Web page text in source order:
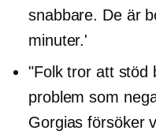
snabbare. De är
minuter.'
"Folk tror att stöd
problem som
Gorgias försöker